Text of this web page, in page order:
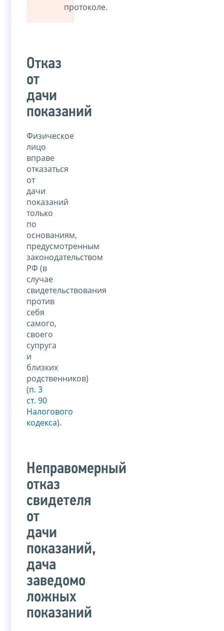
протоколе.
Отказ
от
дачи
показаний
Физическое
лицо
вправе
отказаться
от
дачи
показаний
только
по
основаниям,
предусмотренным
законодательством
РФ (в
случае
свидетельствования
против
себя
самого,
своего
супруга
и
близких
родственников)
(п. 3
ст. 90
Налогового
кодекса).
Неправомерный
отказ
свидетеля
от
дачи
показаний,
дача
заведомо
ложных
показаний